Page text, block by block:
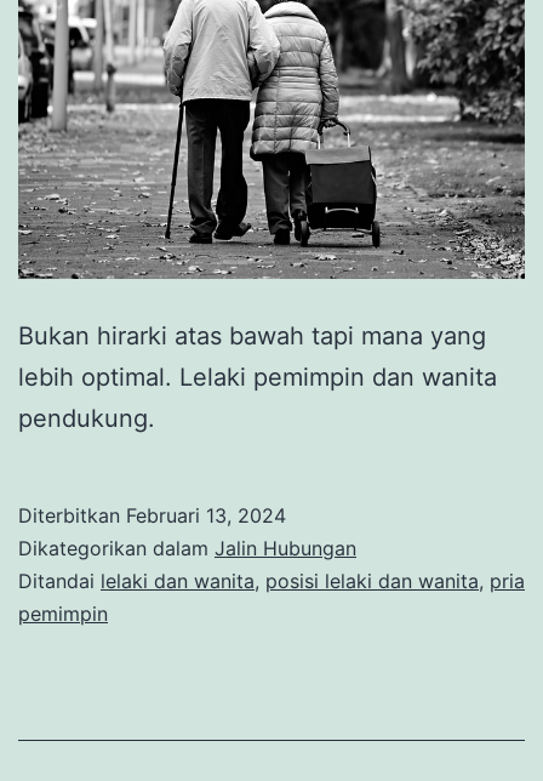
Bukan hirarki atas bawah tapi mana yang
lebih optimal. Lelaki pemimpin dan wanita
pendukung.
Diterbitkan Februari 13, 2024
Dikategorikan dalam Jalin Hubungan
Ditandai lelaki dan wanita, posisi lelaki dan wanita, pria
pemimpin